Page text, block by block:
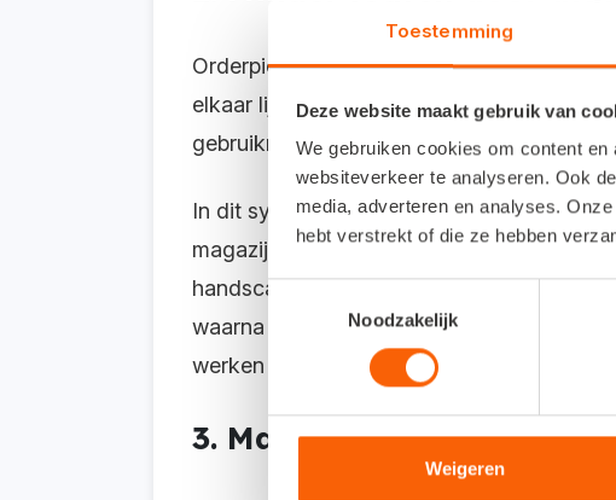
Toestemming
Deze website maakt gebruik van
We gebruiken cookies om content
websiteverkeer te analyseren. Ook
media, adverteren en analyses.
hebt verstrekt of die ze hebben
Toestemmingsselectie
Noodzakelijk
Weigeren
Orderpickopdrachten kun je handmatig
elkaar lijken en krijgt de klant net het
gebruikmaken van een orderpicksysteem.
In dit systeem komen de orders vanuit
magazijnmedewerkers. Nadat een
handscanner van medewerkers. Zij
waarna deze vervolgens direct in de
werken en is de voorraad in je
3. Maak een logisch